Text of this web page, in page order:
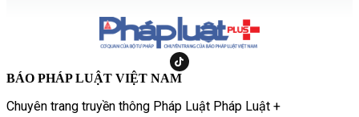
BÁO PHÁP LUẬT VIỆT NAM
Chuyên trang truyền thông Pháp Luật Pháp Luật +